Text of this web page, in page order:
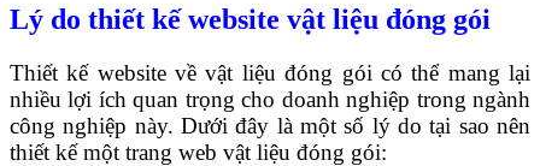
Lý do thiết kế website vật liệu đóng gói
Thiết kế website về vật liệu đóng gói có thể mang lại
nhiều lợi ích quan trọng cho doanh nghiệp trong ngành
công nghiệp này. Dưới đây là một số lý do tại sao nên
thiết kế một trang web vật liệu đóng gói: